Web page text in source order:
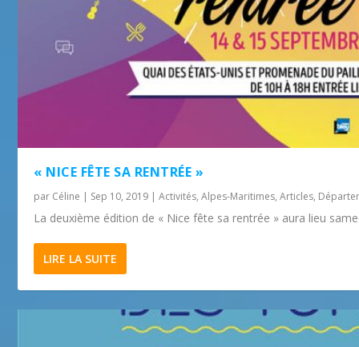
« NICE FÊTE SA RENTRÉE »
par Céline | Sep 10, 2019 |Activités,Alpes-Maritimes,Articles,
La deuxième édition de « Nice fête sa rentrée » aura lieu
LIRE LA SUITE